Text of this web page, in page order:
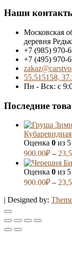
Наши
Московская
деревня
+7 (985) 970-
+7 (495) 970-
55.515158,
Пн - Вск: с
Последние
Кубаревидная
Оценка 0 из 5
900.00₽ –
Оценка 0 из 5
900.00₽ –
| Designed by:
Go
to
top